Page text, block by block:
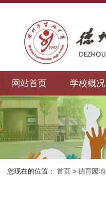
网站首页 学校概况
您现在的位置： 首页 > 德育园地